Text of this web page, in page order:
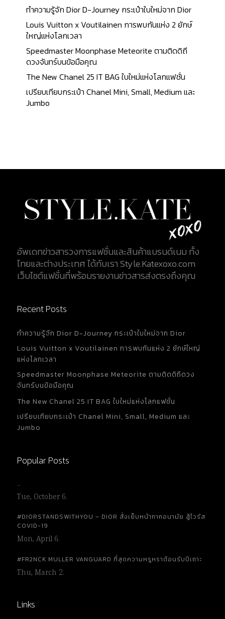
ทำความรู้จัก Dior D-Journey กระเป๋าใบใหม่จาก Dior
Louis Vuitton x Voutilainen การพบกันแห่ง 2 ยักษ์
ใหญ่แห่งโลกเวลา
Speedmaster Moonphase Meteorite ตามติดดิถี
ดวงจันทร์บนข้อมือคุณ
The New Chanel 25 IT BAG ใบใหม่แห่งโลกแฟชั่น
เปรียบเทียบกระเป๋า Chanel Mini, Small, Medium และ
Jumbo
อัพเดทข่าวสารวงการแฟชั่นและสินค้าแบรนด์เนม ทั้ง
ไทยและต่างประเทศ ได้กับเรา Style.Katexoxo.com
เว็บไซต์แฟชั่นที่พร้อมรายงานข่าวสารส่งตรงถึงคุณ
Recent Posts
ทำความรู้จัก Dior D-Journey กระเป๋าใบใหม่จาก Dior
Louis Vuitton x Voutilainen การพบกันแห่ง 2 ยักษ์ใหญ่
แห่งโลกเวลา
Speedmaster Moonphase Meteorite ตามติดดิถีดวง
จันทร์บนข้อมือคุณ
The New Chanel 25 IT BAG ใบใหม่แห่งโลกแฟชั่น
เปรียบเทียบกระเป๋า Chanel Mini, Small, Medium และ
Jumbo
Popular Posts
…
Tue, October 6.
#DIORSTANDSWITHYOU – DIOR สั่งเย็บหน้ากากอนามัย สู้ไวรัส
COVID-19
Mon, April 6.
#FR2NCK MULLER VANGUARD ที่สุดความหรูหราต้อนรับปีเถาะ
Thu, March 2.
Links